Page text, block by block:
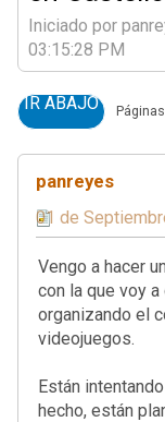
Iniciado por
03:15:28 PM
IR ABAJO Páginas
panreyes
01 de
Vengo a hacer
con la que voy a
organizando el
videojuegos.
Están
hecho, están